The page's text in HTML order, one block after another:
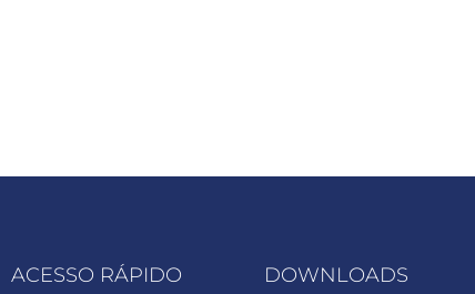
ACESSO RÁPIDO DOWNLOADS